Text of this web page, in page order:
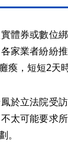
體券或數位
家業者紛紛
，短短2天
於立法院受
太可能要求